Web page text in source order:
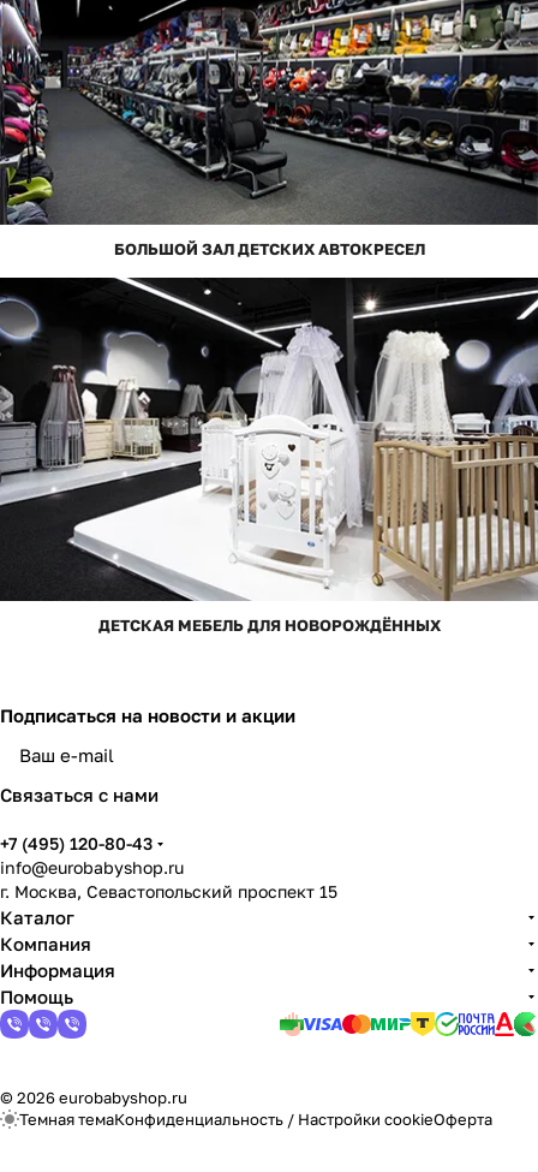
БОЛЬШОЙ ЗАЛ ДЕТСКИХ АВТОКРЕСЕЛ
ДЕТСКАЯ МЕБЕЛЬ ДЛЯ НОВОРОЖДЁННЫХ
Подписаться на новости и акции
Связаться с нами
+7 (495) 120-80-43
info@eurobabyshop.ru
г. Москва, Севастопольский проспект 15
Каталог
Компания
Информация
Помощь
© 2026 eurobabyshop.ru
Темная темаКонфиденциальность / Настройки cookieОферта